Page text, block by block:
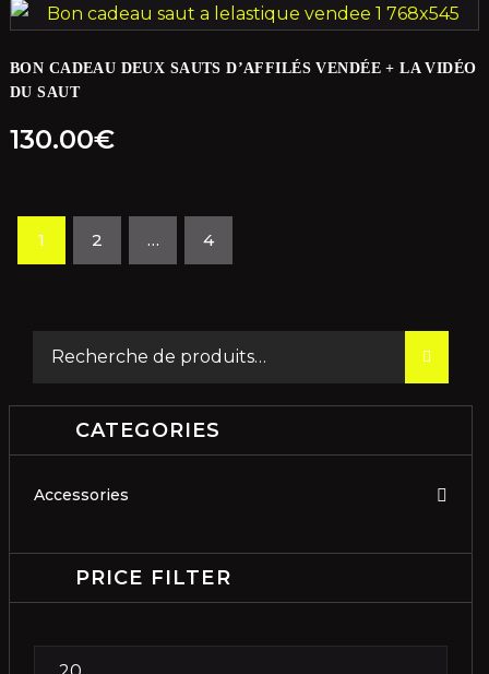
BON CADEAU DEUX SAUTS D’AFFILÉS VENDÉE + LA VIDÉO
DU SAUT
130.00€
1 2 … 4
CATEGORIES
Accessories
PRICE FILTER